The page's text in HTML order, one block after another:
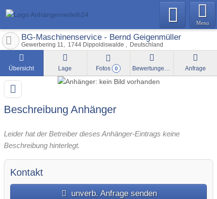
Menu
BG-Maschinenservice - Bernd Geigenmüller
Gewerbering 11 1744 Dippoldiswalde Deutschland
Übersicht Lage Fotos 0 Bewertungen Anfrage
Beschreibung Anhänger
Leider hat der Betreiber dieses Anhänger-Eintrags keine
Beschreibung hinterlegt.
Kontakt
unverb. Anfrage senden